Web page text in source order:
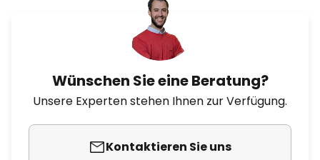
Wünschen Sie eine Beratung?
Unsere Experten stehen Ihnen zur Verfügung.
Kontaktieren Sie uns